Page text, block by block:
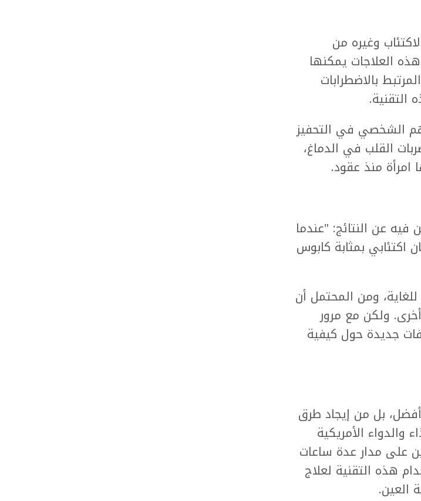
وغيره من
العلاجات يمكنها
بالاضطرابات
الشخصي في التحفيز
القلب في الدماغ،
امرأة منذ عقود.
عن النتائج: "عندما
اكتئابي بمثابة كابوس
ومن المحتمل أن
ولكن مع مرور
جديدة حول كيفية
بل من إيجاد طرق
الأمريكية
على مدار عدة ساعات
هذه التقنية لعلاج
العين.